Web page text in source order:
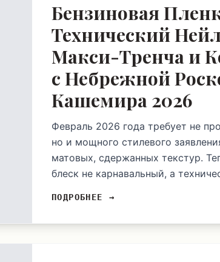
Бензиновая
Технический
Макси-Тренча и
с Небрежной
Кашемира 2026
Февраль 2026 года требует не
но и мощного стилевого
матовых, сдержанных текстур.
блеск не карнавальный, а
ПОДРОБНЕЕ →